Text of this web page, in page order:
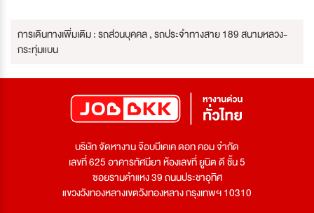
การเดินทางเพิ่มเติม : รถส่วนบุคคล , รถประจำทางสาย 189 สนามหลวง-
กระทุ่มแบน
บริษัท จัดหางาน จ๊อบบีเคเค ดอท คอม จำกัด
เลขที่ 625 อาคารทัศนียา ห้องเลขที่ ยูนิต ดี ชั้น 5
ซอยรามคำแหง 39 ถนนประชาอุทิศ
แขวงวังทองหลางเขตวังทองหลาง กรุงเทพฯ 10310